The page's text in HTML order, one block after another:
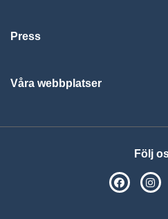
Press
Våra webbplatser
Följ
SPSM